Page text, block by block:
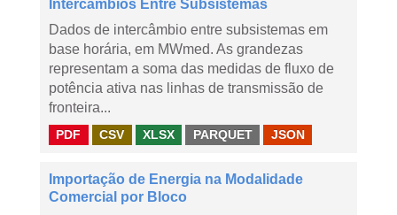
Intercâmbios Entre Subsistemas
Dados de intercâmbio entre subsistemas em
base horária, em MWmed. As grandezas
representam a soma das medidas de fluxo de
potência ativa nas linhas de transmissão de
fronteira...
PDF CSV XLSX PARQUET JSON
Importação de Energia na Modalidade
Comercial por Bloco